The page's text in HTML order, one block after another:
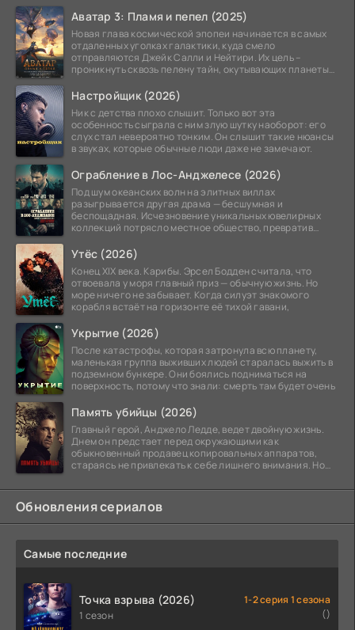
Аватар 3: Пламя и пепел (2025)
Новая глава космической эпопеи начинается в самых
отдаленных уголках галактики, куда смело
отправляются Джейк Салли и Нейтири. Их цель –
проникнуть сквозь пелену тайн, окутывающих планеты
Настройщик (2026)
Ник с детства плохо слышит. Только вот эта
особенность сыграла с ним злую шутку наоборот: его
слух стал невероятно тонким. Он слышит такие нюансы
в звуках, которые обычные люди даже не замечают.
Ограбление в Лос-Анджелесе (2026)
Под шум океанских волн на элитных виллах
разыгрывается другая драма — бесшумная и
беспощадная. Исчезновение уникальных ювелирных
коллекций потрясло местное общество, превратив
Утёс (2026)
Конец XIX века. Карибы. Эрсел Бодден считала, что
отвоевала у моря главный приз — обычную жизнь. Но
море ничего не забывает. Когда силуэт знакомого
корабля встаёт на горизонте её тихой гавани,
Укрытие (2026)
После катастрофы, которая затронула всю планету,
маленькая группа выживших людей старалась выжить в
подземном бункере. Они боялись подниматься на
поверхность, потому что знали: смерть там будет очень
Память убийцы (2026)
Главный герой, Анджело Ледде, ведет двойную жизнь.
Днем он предстает перед окружающими как
обыкновенный продавец копировальных аппаратов,
стараясь не привлекать к себе лишнего внимания. Но
Обновления сериалов
Самые последние
Точка взрыва (2026)
1 сезон
1-2 серия 1 сезона
()